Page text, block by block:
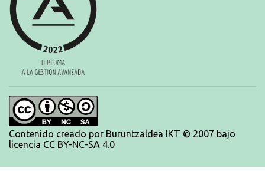
Contenido creado por Buruntzaldea IKT © 2007 bajo
licencia CC BY-NC-SA 4.0